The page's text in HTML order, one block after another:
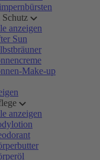
Schutz
anzeigen
Sun
Make-up
anzeigen